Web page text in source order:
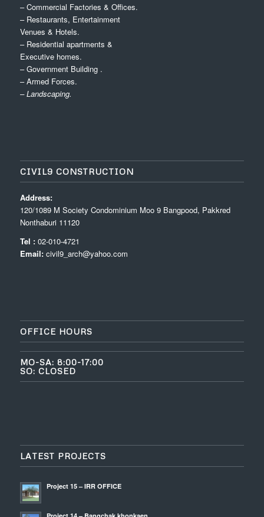
– Commercial Factories & Offices.
– Restaurants, Entertainment
Venues & Hotels.
– Residential apartments &
Executive homes.
– Government Building .
– Armed Forces.
– Landscaping.
CIVIL9 CONSTRUCTION
Address:
120/1089 M Society Condominium Moo 9 Bangpood, Pakkred
Nonthaburi 11120
Tel :02-010-4721
Email: civil9_arch@yahoo.com
OFFICE HOURS
MO-SA: 8:00-17:00
SO: CLOSED
LATEST PROJECTS
Project 15 – IRR OFFICE